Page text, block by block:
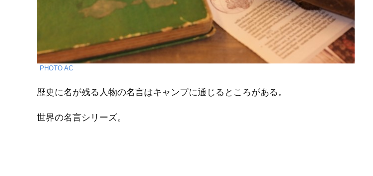
PHOTO AC
歴史に名が残る人物の名言はキャンプに通じるところがある。
世界の名言シリーズ。